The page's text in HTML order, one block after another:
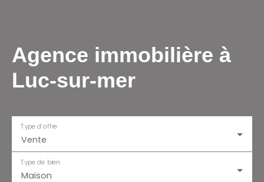
Agence immobilière à
Luc-sur-mer
Vente
Type d'offre
Maison
Type de bien